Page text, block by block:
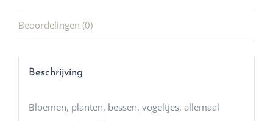
Beoordelingen (0)
Beschrijving
Bloemen, planten, bessen, vogeltjes, allemaal